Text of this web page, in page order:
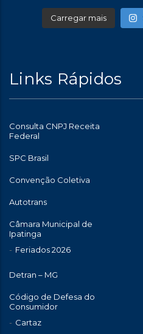
Carregar mais
Links Rápidos
Consulta CNPJ Receita
Federal
SPC Brasil
Convenção Coletiva
Autotrans
Câmara Municipal de
Ipatinga
Feriados 2026
Detran – MG
Código de Defesa do
Consumidor
Cartaz